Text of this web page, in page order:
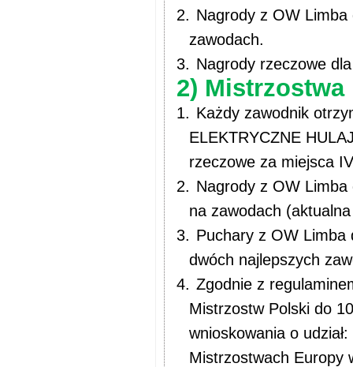
2. Nagrody z OW
zawodach.
3. Nagrody rzeczowe
2)
1. Każdy zawodnik
ELEKTRYCZNE
rzeczowe za miejsca
2. Nagrody z OW
na zawodach
3. Puchary z OW Limba
dwóch najlepszych
4. Zgodnie z
Mistrzostw Polski do
wnioskowania o
Mistrzostwach Europy